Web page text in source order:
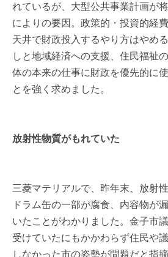
れているが、大型公共事業計画が
によりの要因。政策的・投資的経
天井で財政投入するやり方はやめ
しと地域経済への支援、住民福祉
体の本来の仕事に財政を優先的に
とを強く求めました。
放射性物質がもれていた
三菱マテリアルで、昨年末、放射
ドラム缶の一部が腐食、内容物が
いたことがわかりました。金子市
受けていたにもかかわらず住民や
しなかった市の姿勢が問題だと指